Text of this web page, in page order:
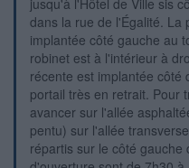
jusqu'à l'Hôtel de Ville sis
dans la rue de l'Égalité. La
implantée côté gauche au
robinet est à l'intérieur à
récente est implantée côté
portail très en retrait. Pour
avancer sur l'allée
pentu) sur l'allée
répartis sur le côté gauche